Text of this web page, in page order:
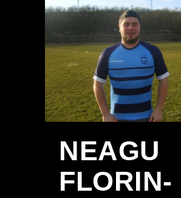
NEAGU
FLORIN-